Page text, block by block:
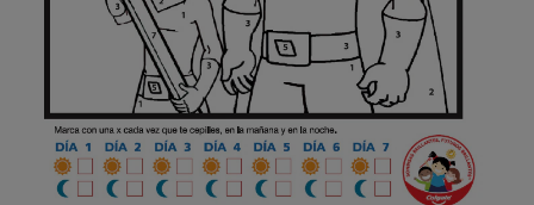
BO (ES)
SUSCRÍBETE